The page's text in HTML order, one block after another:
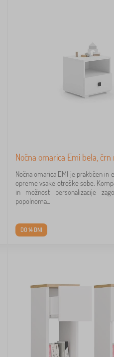
Nočna omarica Emi bela, črn
Nočna omarica EMI je praktičen in
opreme vsake otroške sobe.
in možnost personalizacije
popolnoma...
DO 14 DNI